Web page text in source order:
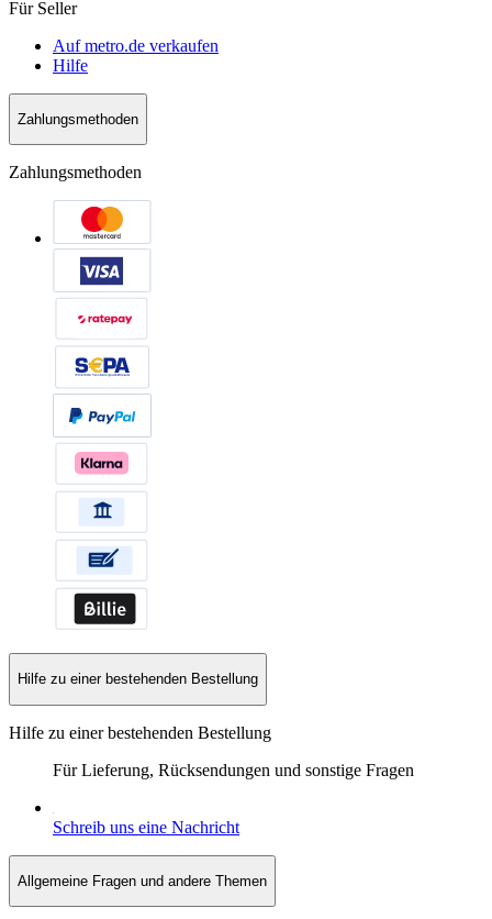
Für Seller
Auf metro.de verkaufen
Hilfe
Zahlungsmethoden
Zahlungsmethoden
Hilfe zu einer bestehenden Bestellung
Hilfe zu einer bestehenden Bestellung
Für Lieferung, Rücksendungen und sonstige Fragen
Schreib uns eine Nachricht
Allgemeine Fragen und andere Themen